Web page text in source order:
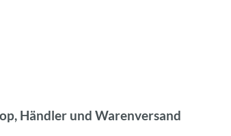
Händler und Warenversand